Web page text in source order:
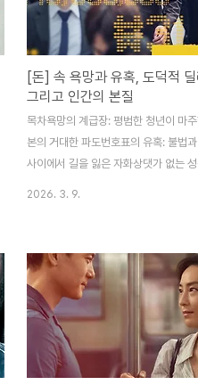
[돈] 속 욕망과 유혹, 도덕적
그리고 인간의 본질
목차욕망의 계급장: 평범한 청년이 마
본의 거대한 파도번호표의 유혹: 불법
사이에서 길을 잃은 자화상댓가 없는 성
권력인 '자본'이 한 개인의 영혼을 어떻
식하고 변모시키는지를 날카롭게 파헤
품입니다. 오직 부자가 되고 싶다는 일념
나로 여의도 증권가에 입성한 신입 주식
커 조일현의 여정은, 단순히 성공을 향
주가 아니라 우리 내면 깊숙이 숨겨진
2026. 3. 9.